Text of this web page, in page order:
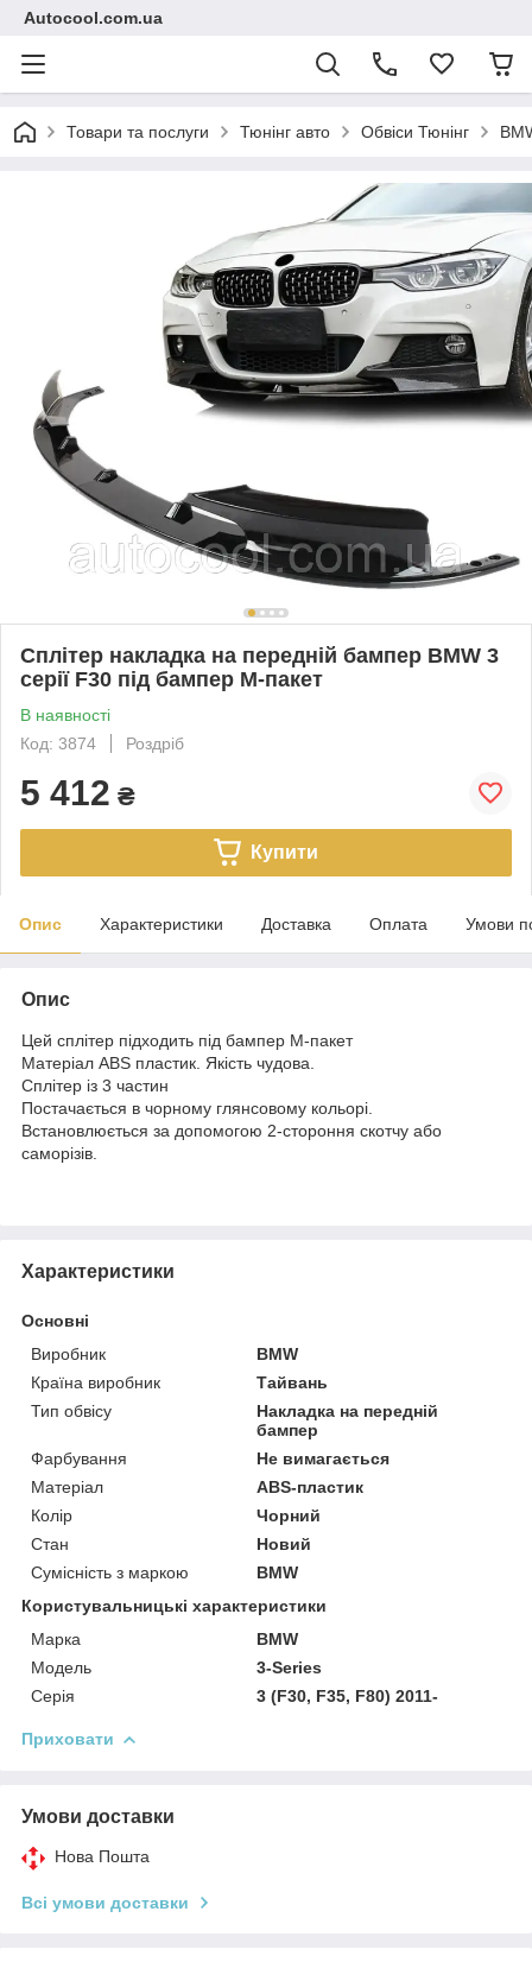
Autocool.com.ua
Товари та послуги Тюнінг авто Обвіси Тюнінг
Сплітер накладка на передній бампер BMW 3
серії F30 під бампер М-пакет
В наявності
Код: 3874
Роздріб
5 412 ₴
Купити
Опис Характеристики Доставка Оплата Умови
Опис
Цей сплітер підходить під бампер М-пакет
Матеріал ABS пластик. Якість чудова.
Сплітер із 3 частин
Постачається в чорному глянсовому кольорі.
Встановлюється за допомогою 2-стороння скотчу або
саморізів.
Характеристики
Основні
Виробник
BMW
Країна виробник
Тайвань
Тип обвісу
Накладка на передній
бампер
Фарбування
Не вимагається
Матеріал
ABS-пластик
Колір
Чорний
Стан
Новий
Сумісність з маркою
BMW
Користувальницькі характеристики
Марка
BMW
Модель
3-Series
Серія
3 (F30, F35, F80) 2011-
Приховати
Умови доставки
Нова Пошта
Всі умови доставки